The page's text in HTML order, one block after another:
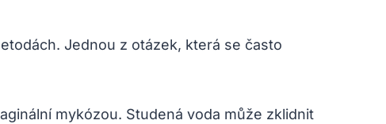
Jednou z otázek, která se často
mykózou. Studená voda může zklidnit